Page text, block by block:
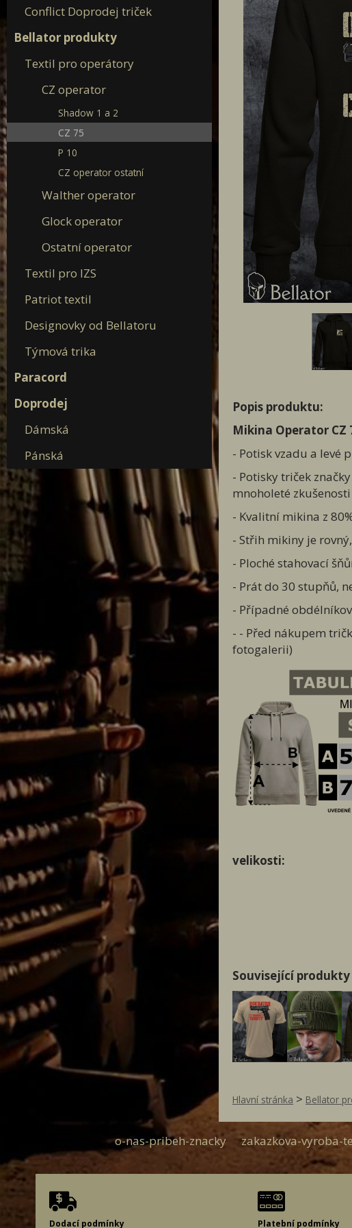
Conflict Doprodej triček
Bellator produkty
Textil pro operátory
CZ operator
Shadow 1 a 2
CZ 75
P 10
CZ operator ostatní
Walther operator
Glock operator
Ostatní operator
Textil pro IZS
Patriot textil
Designovky od Bellatoru
Týmová trika
Paracord
Doprodej
Dámská
Pánská
Popis produktu:
Mikina Operator CZ
- Potisk vzadu a levé
- Potisky triček
mnoholeté
- Kvalitní mikina z
- Střih mikiny je
- Ploché stahovací
- Prát do 30 stupňů,
- Případné
- - Před nákupem
fotogalerii)
velikosti:
Související produkty
Hlavní stránka > Bellator
o-nas-pribeh-znacky zakazkova-vyroba-
Dodací podmínky Platební podmínky